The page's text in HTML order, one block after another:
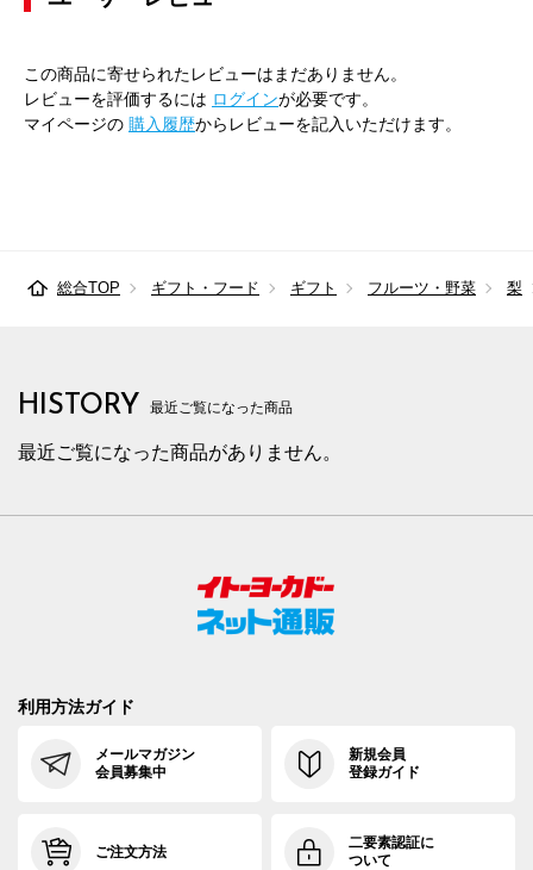
この商品に寄せられたレビューはまだありません。
レビューを評価するには ログインが必要です。
マイページの 購入履歴からレビューを記入いただけます。
総合TOP ギフト・フード ギフト フルーツ・野菜 梨
HISTORY 最近ご覧になった商品
最近ご覧になった商品がありません。
利用方法ガイド
メールマガジン
会員募集中
新規会員
登録ガイド
ご注文方法
二要素認証に
ついて